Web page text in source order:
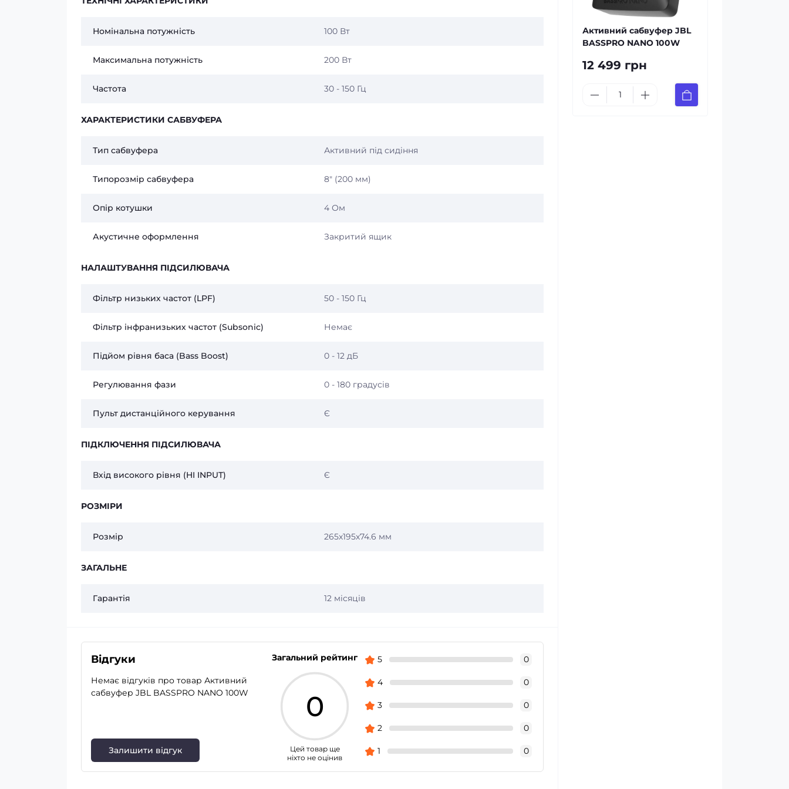
Номінальна потужність 100 Вт
Максимальна потужність 200 Вт
Частота 30 - 150 Гц
ХАРАКТЕРИСТИКИ САБВУФЕРА
Тип сабвуфера Активний під сидіння
Типорозмір сабвуфера 8″ (200 мм)
Опір котушки 4 Ом
Акустичне оформлення Закритий ящик
НАЛАШТУВАННЯ ПІДСИЛЮВАЧА
Фільтр низьких частот (LPF) 50 - 150 Гц
Фільтр інфранизьких частот (Subsonic) Немає
Підйом рівня баса (Bass Boost) 0 - 12 дБ
Регулювання фази 0 - 180 градусів
Пульт дистанційного керування Є
ПІДКЛЮЧЕННЯ ПІДСИЛЮВАЧА
Вхід високого рівня (HI INPUT) Є
РОЗМІРИ
Розмір 265х195х74.6 мм
ЗАГАЛЬНЕ
Гарантія 12 місяців
Відгуки
Немає відгуків про товар Активний
сабвуфер JBL BASSPRO NANO 100W
Залишити відгук
Загальний рейтинг
0
Цей товар ще
ніхто не оцінив
5 0
4 0
3 0
2 0
1 0
Активний сабвуфер JBL
BASSPRO NANO 100W
12 499 грн